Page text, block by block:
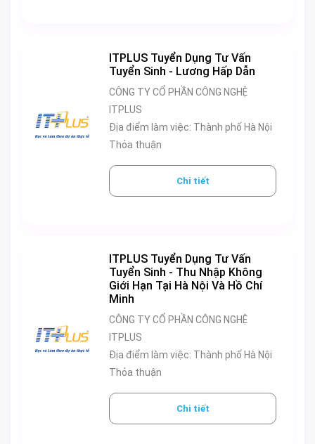
ITPLUS Tuyển Dụng Tư Vấn
Tuyển Sinh - Lương Hấp Dẫn
CÔNG TY CỔ PHẦN CÔNG NGHỆ
ITPLUS
Địa điểm làm việc: Thành phố Hà Nội
Thỏa thuận
Chi tiết
ITPLUS Tuyển Dụng Tư Vấn
Tuyển Sinh - Thu Nhập Không
Giới Hạn Tại Hà Nội Và Hồ Chí
Minh
CÔNG TY CỔ PHẦN CÔNG NGHỆ
ITPLUS
Địa điểm làm việc: Thành phố Hà Nội
Thỏa thuận
Chi tiết